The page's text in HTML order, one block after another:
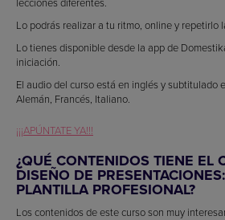
Lo podrás realizar a tu ritmo, online y repetirlo
Lo tienes disponible desde la app de
iniciación.
El audio del curso está en inglés y subtitulado
Alemán, Francés, Italiano.
¡¡¡APÚNTATE YA!!!
¿QUÉ CONTENIDOS TIENE EL
DISEÑO DE
PLANTILLA PROFESIONAL?
Los contenidos de este curso son muy